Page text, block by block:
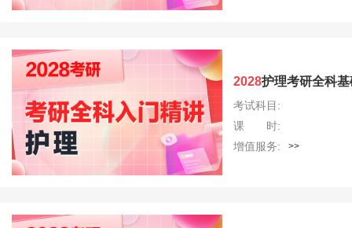
2028护理考研全科
考试科目:
课 时:
增值服务:
>>